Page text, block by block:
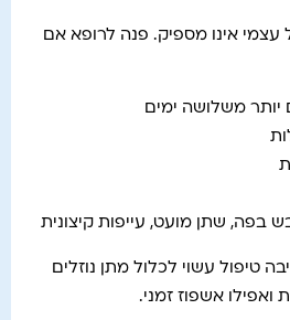
אינו מספיק. פנה לרופא אם
משלושה ימים
בפה, שתן מועט, עייפות קיצונית
טיפול עשוי לכלול מתן נוזלים
ואפילו אשפוז זמני.